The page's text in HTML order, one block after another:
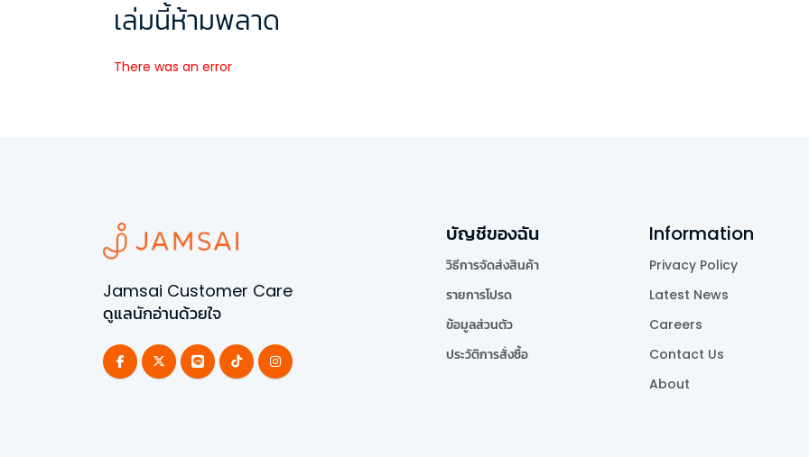
เล่มนี้ห้ามพลาด
There was an error
Jamsai Customer Care
ดูแลนักอ่านด้วยใจ
บัญชีของฉัน
วิธีการจัดส่งสินค้า
รายการโปรด
ข้อมูลส่วนตัว
ประวัติการสั่งซื้อ
Information
Privacy Policy
Latest News
Careers
Contact Us
About